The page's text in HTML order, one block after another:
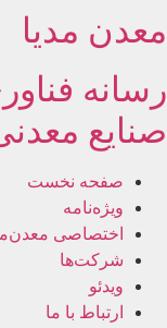
معدن مدیا
رسانه
صنایع
صفحه نخست
ویژه‌نامه
اختصاصی
شرکت‌ها
ویدئو
ارتباط با ما